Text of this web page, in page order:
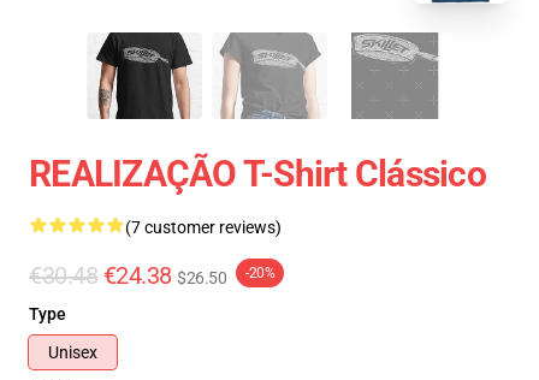
REALIZAÇÃO T-Shirt Clássico
(7 customer reviews)
€30.48 €24.38 $26.50 -20%
Type
Unisex